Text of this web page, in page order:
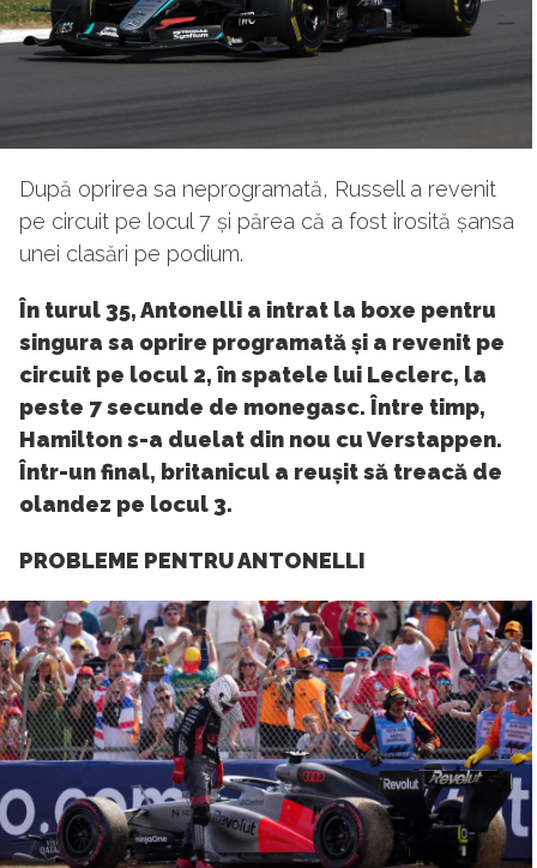
După oprirea sa neprogramată, Russell a revenit
pe circuit pe locul 7 și părea că a fost irosită șansa
unei clasări pe podium.
În turul 35, Antonelli a intrat la boxe pentru
singura sa oprire programată și a revenit pe
circuit pe locul 2, în spatele lui Leclerc, la
peste 7 secunde de monegasc. Între timp,
Hamilton s-a duelat din nou cu Verstappen.
Într-un final, britanicul a reușit să treacă de
olandez pe locul 3.
PROBLEME PENTRU ANTONELLI